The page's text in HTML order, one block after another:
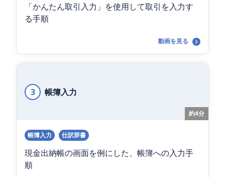
「かんたん取引入力」を使用して取引を入力す
る手順
動画を見る
3 帳簿入力
約4分
帳簿入力 仕訳辞書
現金出納帳の画面を例にした、帳簿への入力手
順